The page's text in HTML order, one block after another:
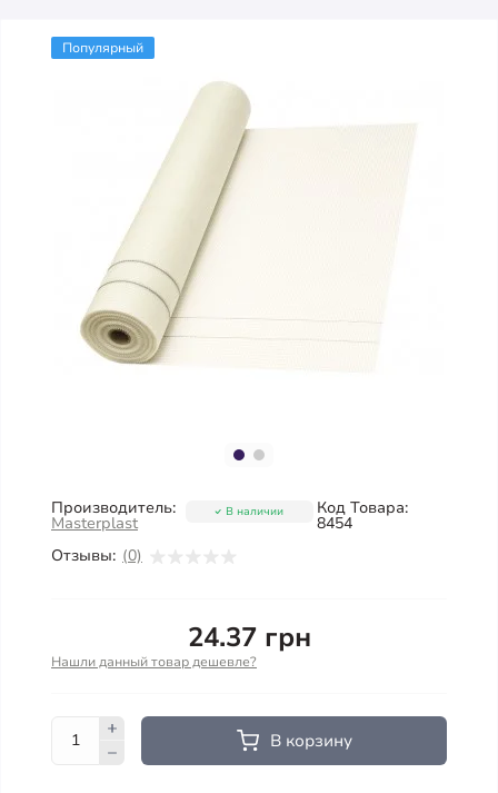
Популярный
Производитель:
Masterplast
Код Товара:
8454
Отзывы: (0)
В наличии
24.37 грн
Нашли данный товар дешевле?
В корзину